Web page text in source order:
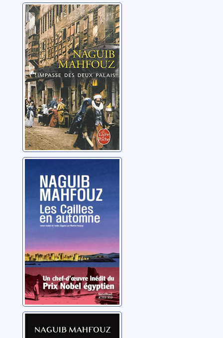
[Trilogie du
Caire]: [01]:
Impasse des
deux palais
Mahfouz, Naguib
automne
Mahfouz, Naguib